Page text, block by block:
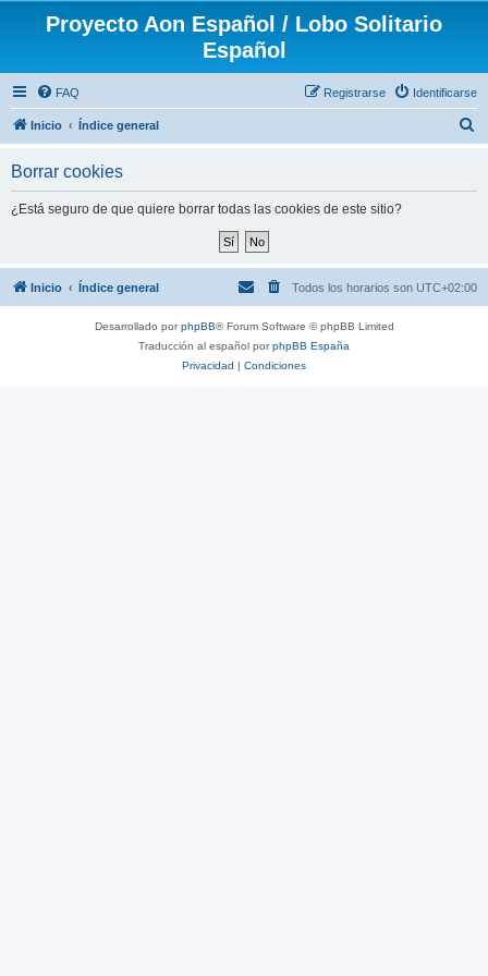
Proyecto Aon Español / Lobo Solitario
Español
FAQ Identificarse
Registrarse
Inicio Índice general
Borrar cookies
¿Está seguro de que quiere borrar todas las cookies de este sitio?
Inicio Índice general Todos los horarios son UTC+02:00
Desarrollado porphpBB® Forum Software © phpBB Limited
Traducción al español porphpBB España
Privacidad | Condiciones